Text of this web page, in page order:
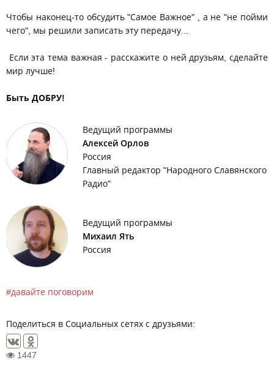
Чтобы наконец-то обсудить "Самое Важное" , а не "не пойми
чего", мы решили записать эту передачу...
Если эта тема важная - расскажите о ней друзьям, сделайте
мир лучше!
Быть ДОБРУ!
Ведущий программы
Алексей Орлов
Россия
Главный редактор "Народного Славянского
Радио"
Ведущий программы
Михаил Ять
Россия
давайте поговорим
Поделиться в Социальных сетях с друзьями:
1447